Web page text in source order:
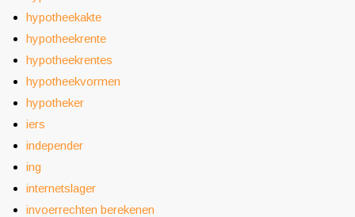
hypotheekakte
hypotheekrente
hypotheekrentes
hypotheekvormen
hypotheker
iers
independer
ing
internetslager
invoerrechten berekenen